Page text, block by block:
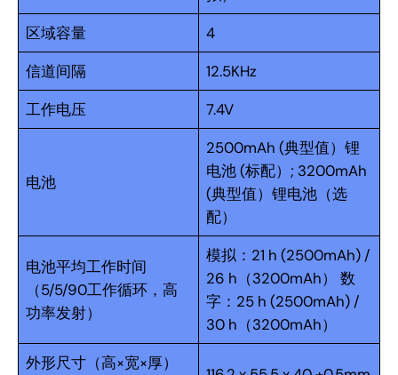
区域容量
4
信道间隔
12.5KHz
工作电压
7.4V
电池
2500mAh (典型值）锂
电池 (标配）; 3200mAh
(典型值）锂电池（选
配）
电池平均工作时间
（5/5/90工作循环，高
功率发射）
模拟：21 h (2500mAh) /
26 h（3200mAh） 数
字：25 h (2500mAh) /
30 h（3200mAh）
外形尺寸（高×宽×厚）